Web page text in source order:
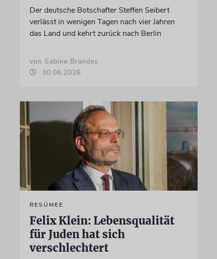
Der deutsche Botschafter Steffen Seibert
verlässt in wenigen Tagen nach vier Jahren
das Land und kehrt zurück nach Berlin
von Sabine Brandes
30.06.2026
RESÜMEE
Felix Klein: Lebensqualität
für Juden hat sich
verschlechtert